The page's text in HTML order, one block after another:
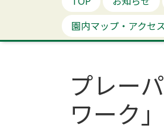
園内マップ・アクセ
プレー
ワーク